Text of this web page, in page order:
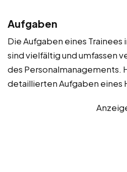
Aufgaben
Die Aufgaben eines Trainees
sind vielfältig und umfassen
des Personalmanagements.
detaillierten Aufgaben eines